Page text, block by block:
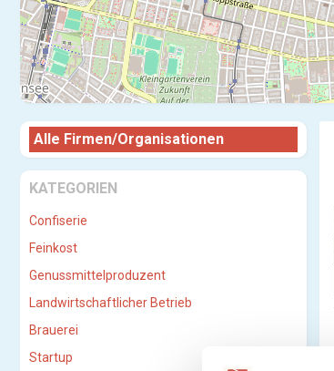
Alle Firmen/Organisationen
KATEGORIEN
Confiserie
Feinkost
Genussmittelproduzent
Landwirtschaftlicher Betrieb
Brauerei
Startup